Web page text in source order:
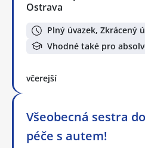
Ostrava
Plný úvazek, Zkrácený
Vhodné také pro
včerejší
Všeobecná sestra
péče s autem!